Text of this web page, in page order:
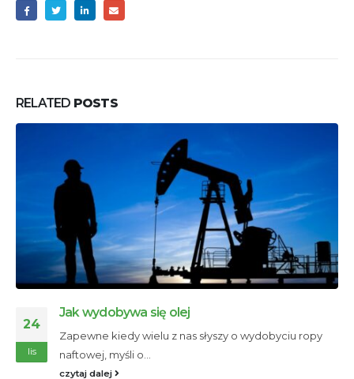
RELATED POSTS
24
lis
Jak wydobywa się olej
Zapewne kiedy wielu z nas słyszy o wydobyciu ropy
naftowej, myśli o...
czytaj dalej